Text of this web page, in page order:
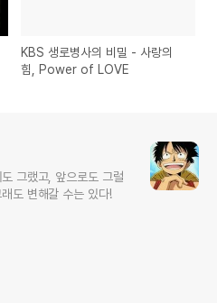
KBS 생로병사의 비밀 - 사랑의
힘, Power of LOVE
그랬고, 앞으로도 그럴
도 변해갈 수는 있다!